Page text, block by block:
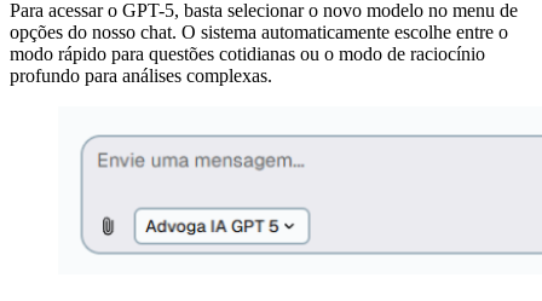
Para acessar o GPT-5, basta selecionar o novo modelo no menu de
opções do nosso chat. O sistema automaticamente escolhe entre o
modo rápido para questões cotidianas ou o modo de raciocínio
profundo para análises complexas.